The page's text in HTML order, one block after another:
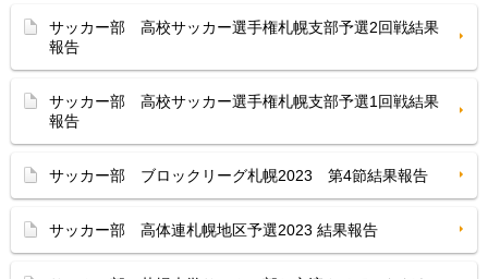
サッカー部 高校サッカー選手権札幌支部予選2回戦結果
報告
サッカー部 高校サッカー選手権札幌支部予選1回戦結果
報告
サッカー部 ブロックリーグ札幌2023 第4節結果報告
サッカー部 高体連札幌地区予選2023 結果報告